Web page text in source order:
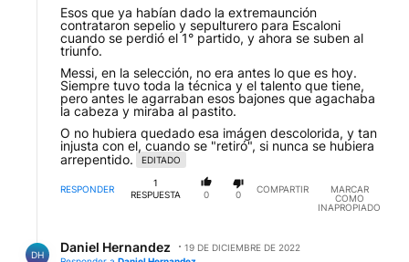
Esos que ya habían dado la extremaunción
contrataron sepelio y sepulturero para Escaloni
cuando se perdió el 1° partido, y ahora se suben al
triunfo.
Messi, en la selección, no era antes lo que es hoy.
Siempre tuvo toda la técnica y el talento que tiene,
pero antes le agarraban esos bajones que agachaba
la cabeza y miraba al pastito.
O no hubiera quedado esa imágen descolorida, y tan
injusta con el, cuando se "retiró", si nunca se hubiera
arrepentido.
EDITADO
RESPONDER
1
RESPUESTA
0 0
COMPARTIR
MARCAR
COMO
INAPROPIADO
DH
Daniel Hernandez
19 DE DICIEMBRE DE 2022